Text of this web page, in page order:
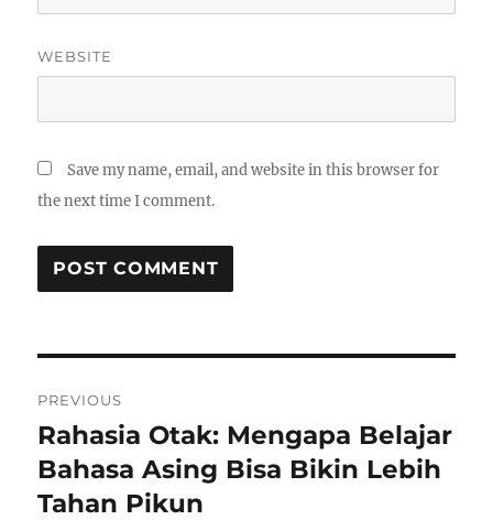
WEBSITE
Save my name, email, and website in this browser for
the next time I comment.
navigation
PREVIOUS
Previous
post:
Rahasia Otak: Mengapa Belajar
Bahasa Asing Bisa Bikin Lebih
Tahan Pikun